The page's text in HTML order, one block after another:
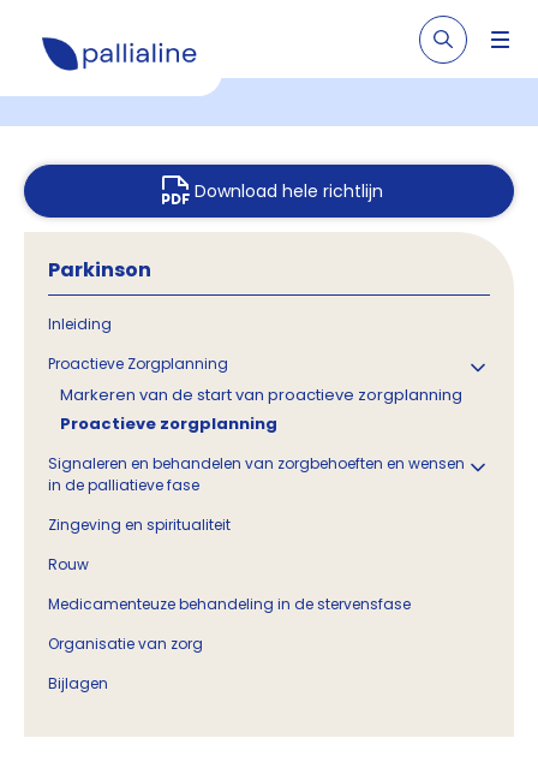
Download hele richtlijn
Parkinson
Inleiding
Proactieve Zorgplanning
Markeren van de start van proactieve zorgplanning
Proactieve zorgplanning
Signaleren en behandelen van zorgbehoeften en wensen
in de palliatieve fase
Zingeving en spiritualiteit
Rouw
Medicamenteuze behandeling in de stervensfase
Organisatie van zorg
Bijlagen